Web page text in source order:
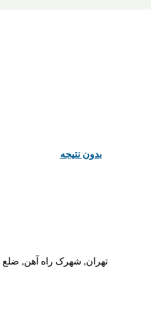
ﺑﺪﻭﻥ ﻧﺘﯿﺠﻪ
تهران, شهرک راه آهن,